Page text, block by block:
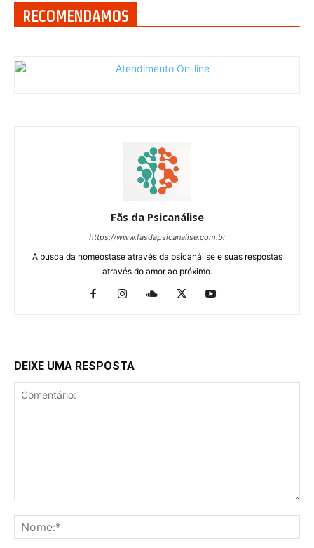
RECOMENDAMOS
Fãs da Psicanálise
https://www.fasdapsicanalise.com.br
A busca da homeostase através da psicanálise e suas respostas
através do amor ao próximo.
DEIXE UMA RESPOSTA